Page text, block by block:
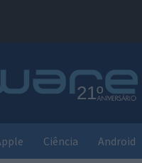
Ciência Android